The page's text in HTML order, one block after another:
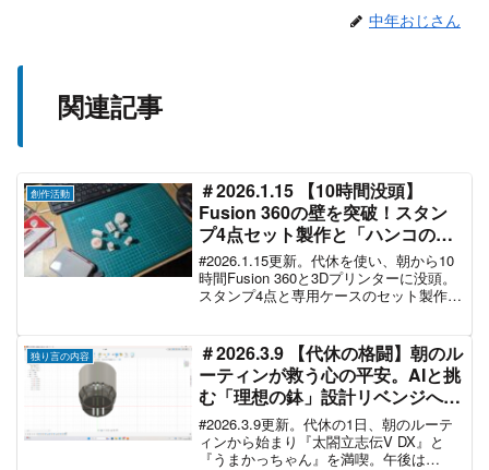
中年おじさん
関連記事
創作活動
＃2026.1.15 【10時間没頭】
Fusion 360の壁を突破！スタン
プ4点セット製作と「ハンコの定
義」を考える一日
#2026.1.15更新。代休を使い、朝から10
時間Fusion 360と3Dプリンターに没頭。
スタンプ4点と専用ケースのセット製作に
の向上と、現在進行中の最終試作につい
て綴ります。
独り言の内容
＃2026.3.9 【代休の格闘】朝のル
ーティンが救う心の平安。AIと挑
む「理想の鉢」設計リベンジへの
誓い
#2026.3.9更新。代休の1日、朝のルーテ
ィンから始まり『太閤立志伝V DX』と
『うまかっちゃん』を満喫。午後は